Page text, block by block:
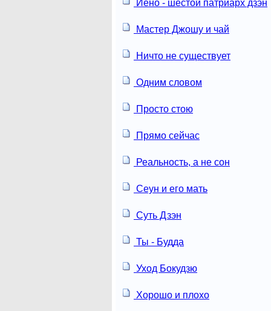
Йено - шестой патриарх дзэн
Мастер Джошу и чай
Ничто не существует
Одним словом
Просто стою
Прямо сейчас
Реальность, а не сон
Сеун и его мать
Суть Дзэн
Ты - Будда
Уход Бокудзю
Хорошо и плохо